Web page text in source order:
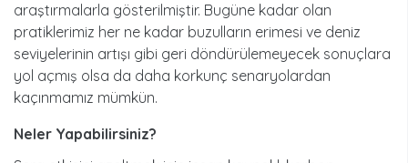
araştırmalarla gösterilmiştir. Bugüne kadar olan
pratiklerimiz her ne kadar buzulların erimesi ve deniz
seviyelerinin artışı gibi geri döndürülemeyecek sonuçlara
yol açmış olsa da daha korkunç senaryolardan
kaçınmamız mümkün.
Neler Yapabilirsiniz?